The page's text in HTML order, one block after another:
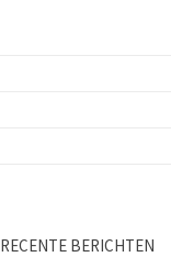
RECENTE BERICHTEN